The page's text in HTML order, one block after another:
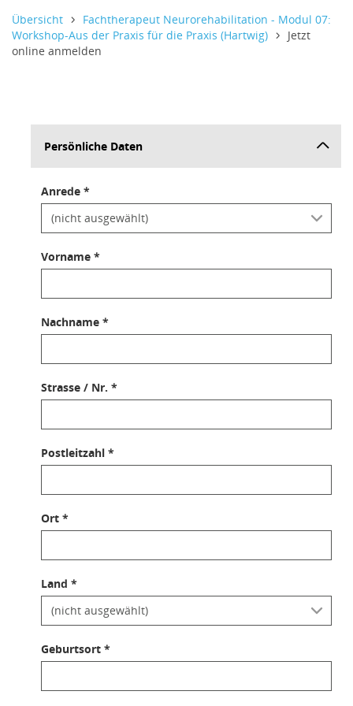
Übersicht
Fachtherapeut Neurorehabilitation - Modul 07:
Workshop-Aus der Praxis für die Praxis (Hartwig)
Jetzt
online anmelden
Persönliche Daten
Anrede *
Vorname *
Nachname *
Strasse / Nr. *
Postleitzahl *
Ort *
Land *
Geburtsort *